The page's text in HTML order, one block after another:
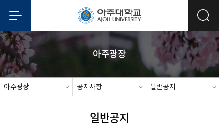
아주광장
아주광장 공지사항 일반공지
일반공지